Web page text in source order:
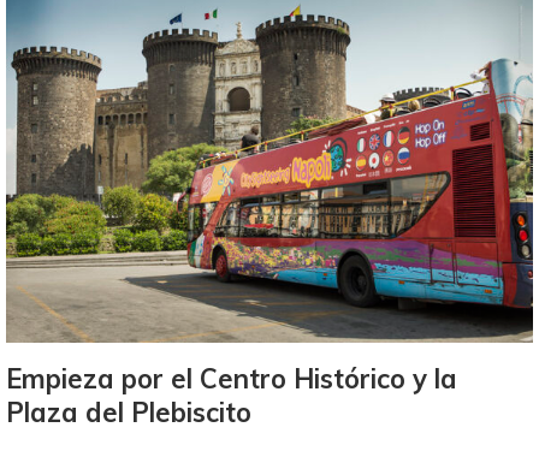
Empieza por el Centro Histórico y la
Plaza del Plebiscito